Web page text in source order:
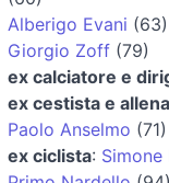
Alberigo Evani (63)
Giorgio Zoff (79)
ex calciatore e
ex cestista e
Paolo Anselmo (71)
ex ciclista: Simone